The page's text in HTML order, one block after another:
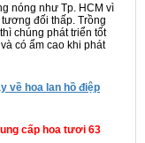
nóng như Tp. HCM vì
đối thấp. Trồng
chúng phát triển tốt
có ẩm cao khi phát
về hoa lan hồ điệp
cấp hoa tươi 63